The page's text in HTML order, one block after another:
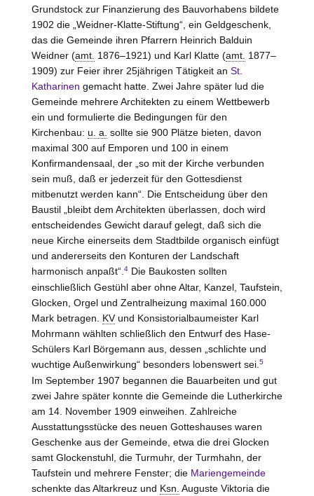
Grundstock zur Finanzierung des Bauvorhabens bildete
1902 die „Weidner-Klatte-Stiftung“, ein Geldgeschenk,
das die Gemeinde ihren Pfarrern Heinrich Balduin
Weidner (amt. 1876–1921) und Karl Klatte (amt. 1877–
1909) zur Feier ihrer 25jährigen Tätigkeit an St.
Katharinen gemacht hatte. Zwei Jahre später lud die
Gemeinde mehrere Architekten zu einem Wettbewerb
ein und formulierte die Bedingungen für den
Kirchenbau: u. a. sollte sie 900 Plätze bieten, davon
maximal 300 auf Emporen und 100 in einem
Konfirmandensaal, der „so mit der Kirche verbunden
sein muß, daß er jederzeit für den Gottesdienst
mitbenutzt werden kann“. Die Entscheidung über den
Baustil „bleibt dem Architekten überlassen, doch wird
entscheidendes Gewicht darauf gelegt, daß sich die
neue Kirche einerseits dem Stadtbilde organisch einfügt
und andererseits den Konturen der Landschaft
harmonisch anpaßt“.4Die Baukosten sollten
einschließlich Gestühl aber ohne Altar, Kanzel, Taufstein,
Glocken, Orgel und Zentralheizung maximal 160.000
Mark betragen. KVund Konsistorialbaumeister Karl
Mohrmann wählten schließlich den Entwurf des Hase-
Schülers Karl Börgemann aus, dessen „schlichte und
wuchtige Außenwirkung“ besonders lobenswert sei.5
Im September 1907 begannen die Bauarbeiten und gut
zwei Jahre später konnte die Gemeinde die Lutherkirche
am 14. November 1909 einweihen. Zahlreiche
Ausstattungsstücke des neuen Gotteshauses waren
Geschenke aus der Gemeinde, etwa die drei Glocken
samt Glockenstuhl, die Turmuhr, der Turmhahn, der
Taufstein und mehrere Fenster; die Mariengemeinde
schenkte das Altarkreuz und Ksn. Auguste Viktoria die